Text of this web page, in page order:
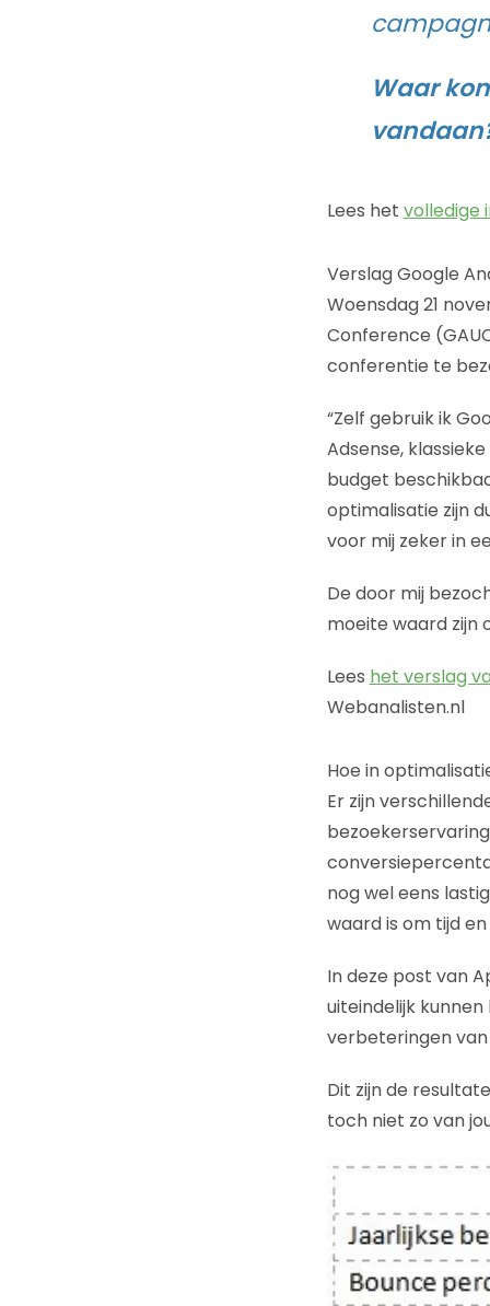
Waar
Lees het volledige
Verslag Google
Woensdag 21
Conference
conferentie te
“Zelf gebruik ik
Adsense,
budget
optimalisatie zijn
voor mij zeker in
De door mij
moeite waard zijn
Lees het verslag
Webanalisten.nl
Hoe in
Er zijn
nog wel eens
waard is om tijd
In deze post van
uiteindelijk
verbeteringen
Dit zijn de
toch niet zo van